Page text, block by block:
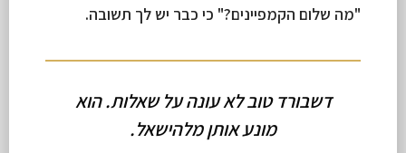
"מה שלום הקמפיינים?" כי כבר יש לך תשובה.
דשבורד טוב לא עונה על שאלות. הוא
מונע אותן מלהישאל.